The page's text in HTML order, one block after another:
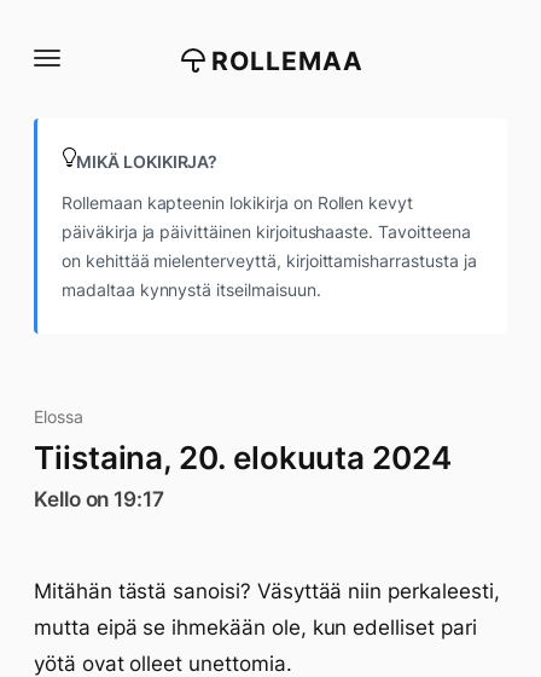
suoraan
ROLLEMAA
MIKÄ LOKIKIRJA?
Rollemaan kapteenin lokikirja on Rollen kevyt
päiväkirja ja päivittäinen kirjoitushaaste. Tavoitteena
on kehittää mielenterveyttä, kirjoittamisharrastusta ja
madaltaa kynnystä itseilmaisuun.
Elossa
Tiistaina, 20. elokuuta 2024
Kello on 19:17
Mitähän tästä sanoisi? Väsyttää niin perkaleesti,
mutta eipä se ihmekään ole, kun edelliset pari
yötä ovat olleet unettomia.